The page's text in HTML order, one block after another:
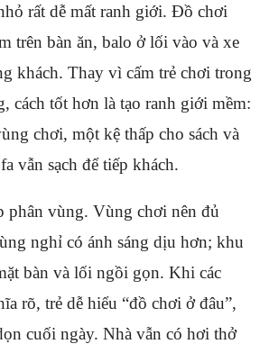
rất dễ mất ranh giới. Đồ chơi
trên bàn ăn, balo ở lối vào và xe
khách. Thay vì cấm trẻ chơi trong
cách tốt hơn là tạo ranh giới mềm:
chơi, một kệ thấp cho sách và
vẫn sạch để tiếp khách.
phân vùng. Vùng chơi nên đủ
nghỉ có ánh sáng dịu hơn; khu
bàn và lối ngồi gọn. Khi các
rõ, trẻ dễ hiểu “đồ chơi ở đâu”,
cuối ngày. Nhà vẫn có hơi thở